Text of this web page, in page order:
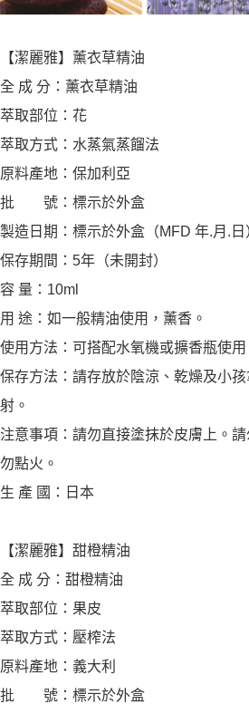
【潔麗雅】薰衣草精油
全 成 分：薰衣草精油
萃取部位：花
萃取方式：水蒸氣蒸餾法
原料產地：保加利亞
批 號：標示於外盒
製造日期：標示於外盒（MFD 年.月.日
保存期間：5年（未開封）
容 量：10ml
用 途：如一般精油使用，薰香。
使用方法：可搭配水氧機或擴香瓶使用
保存方法：請存放於陰涼、乾燥及小
射。
注意事項：請勿直接塗抹於皮膚上。
勿點火。
生 產 國：日本
【潔麗雅】甜橙精油
全 成 分：甜橙精油
萃取部位：果皮
萃取方式：壓榨法
原料產地：義大利
批 號：標示於外盒